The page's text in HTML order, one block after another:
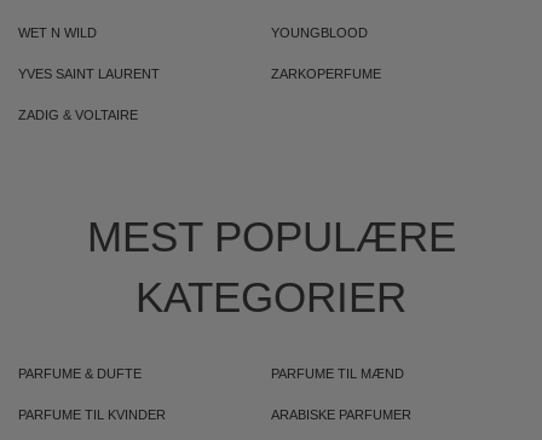
WET N WILD YOUNGBLOOD
YVES SAINT LAURENT ZARKOPERFUME
ZADIG & VOLTAIRE
MEST POPULÆRE
KATEGORIER
PARFUME & DUFTE PARFUME TIL MÆND
PARFUME TIL KVINDER ARABISKE PARFUMER